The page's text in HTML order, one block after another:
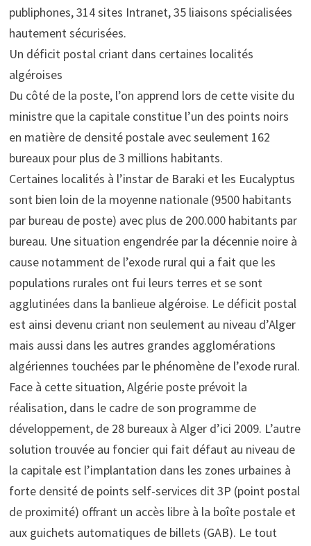
publiphones, 314 sites Intranet, 35 liaisons spécialisées
hautement sécurisées.
Un déficit postal criant dans certaines localités
algéroises
Du côté de la poste, l’on apprend lors de cette visite du
ministre que la capitale constitue l’un des points noirs
en matière de densité postale avec seulement 162
bureaux pour plus de 3 millions habitants.
Certaines localités à l’instar de Baraki et les Eucalyptus
sont bien loin de la moyenne nationale (9500 habitants
par bureau de poste) avec plus de 200.000 habitants par
bureau. Une situation engendrée par la décennie noire à
cause notamment de l’exode rural qui a fait que les
populations rurales ont fui leurs terres et se sont
agglutinées dans la banlieue algéroise. Le déficit postal
est ainsi devenu criant non seulement au niveau d’Alger
mais aussi dans les autres grandes agglomérations
algériennes touchées par le phénomène de l’exode rural.
Face à cette situation, Algérie poste prévoit la
réalisation, dans le cadre de son programme de
développement, de 28 bureaux à Alger d’ici 2009. L’autre
solution trouvée au foncier qui fait défaut au niveau de
la capitale est l’implantation dans les zones urbaines à
forte densité de points self-services dit 3P (point postal
de proximité) offrant un accès libre à la boîte postale et
aux guichets automatiques de billets (GAB). Le tout